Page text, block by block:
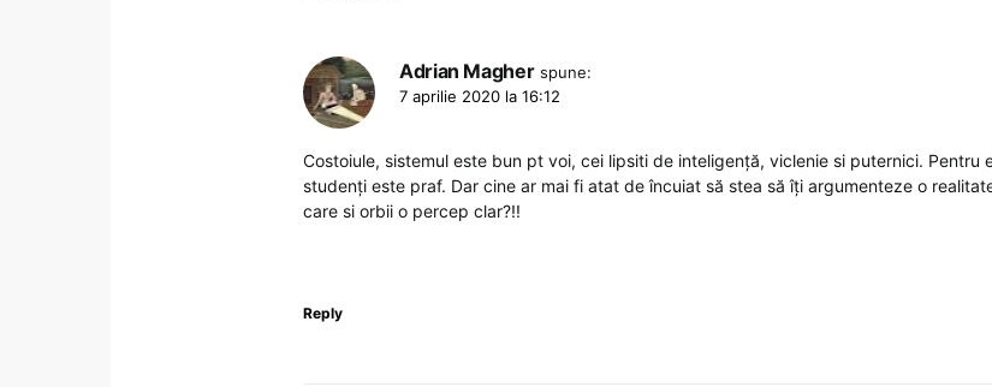
Adrian Magher spune:
7 aprilie 2020 la 16:12
Costoiule, sistemul este bun pt voi, cei lipsiti de inteligență, viclenie si puternici. Pentru
studenți este praf. Dar cine ar mai fi atat de încuiat să stea să îți argumenteze o
care si orbii o percep clar?!!
Reply